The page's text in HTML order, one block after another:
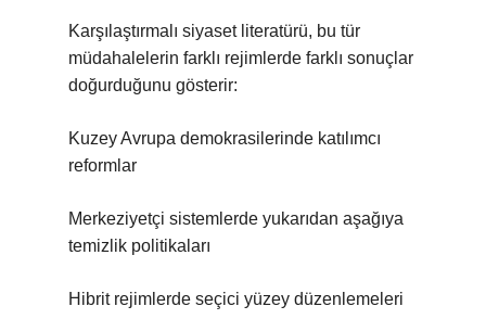
Karşılaştırmalı siyaset literatürü, bu tür
müdahalelerin farklı rejimlerde farklı sonuçlar
doğurduğunu gösterir:
Kuzey Avrupa demokrasilerinde katılımcı
reformlar
Merkeziyetçi sistemlerde yukarıdan aşağıya
temizlik politikaları
Hibrit rejimlerde seçici yüzey düzenlemeleri